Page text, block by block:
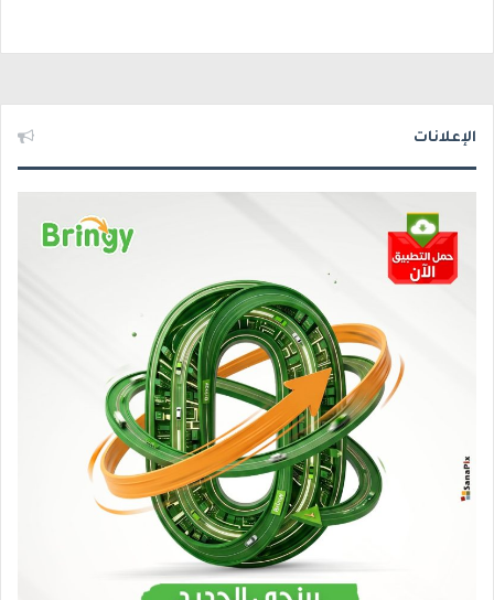
الإعلانات